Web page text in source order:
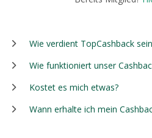
Wie verdient TopCashback
Wie funktioniert unser
Kostet es mich etwas?
Wann erhalte ich mein